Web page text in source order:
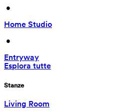
•
Home Studio
•
Entryway
Esplora tutte
Stanze
Living Room